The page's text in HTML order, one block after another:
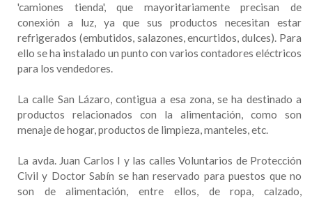
'camiones tienda', que mayoritariamente precisan de
conexión a luz, ya que sus productos necesitan estar
refrigerados (embutidos, salazones, encurtidos, dulces). Para
ello se ha instalado un punto con varios contadores eléctricos
para los vendedores.
La calle San Lázaro, contigua a esa zona, se ha destinado a
productos relacionados con la alimentación, como son
menaje de hogar, productos de limpieza, manteles, etc.
La avda. Juan Carlos I y las calles Voluntarios de Protección
Civil y Doctor Sabín se han reservado para puestos que no
son de alimentación, entre ellos, de ropa, calzado,